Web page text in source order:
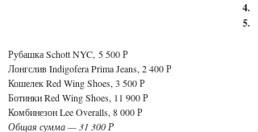
4.
5.
Рубашка Schott NYC, 5 500 Р
Лонгслив Indigofera Prima Jeans, 2 400 Р
Кошелек Red Wing Shoes, 3 500 Р
Ботинки Red Wing Shoes, 11 900 Р
Комбинезон Lee Overalls, 8 000 Р
Общая сумма — 31 300 Р